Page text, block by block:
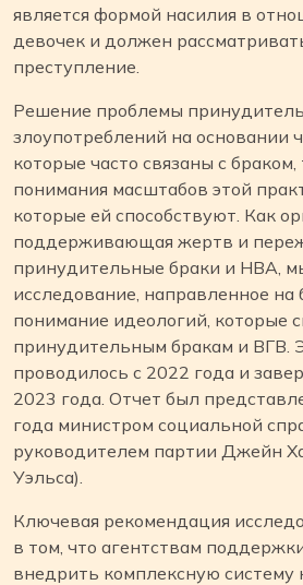
является формой насилия в
девочек и должен
преступление.
Решение проблемы
злоупотреблений на основании
которые часто связаны с
понимания масштабов этой
которые ей способствуют. Как
поддерживающая жертв и
принудительные браки и HBA,
исследование, направленное на
понимание идеологий, которые
принудительным бракам и ВГВ.
проводилось с 2022 года и
2023 года. Отчет был
года министром социальной
руководителем партии Джейн
Уэльса).
Ключевая рекомендация
в том, что агентствам
внедрить комплексную систему